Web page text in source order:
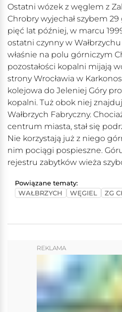
Ostatni wózek z węglem z
Chrobry wyjechał szybem 29
pięć lat później, w marcu
ostatni czynny w
właśnie na polu górniczym
pozostałości kopalni mijają
strony Wrocławia w
kolejowa do Jeleniej Góry
kopalni. Tuż obok niej
Wałbrzych Fabryczny.
centrum miasta, stał się
Nie korzystają już z niego
nim pociągi pospieszne.
rejestru zabytków wieża
Powiązane tematy:
WAŁBRZYCH
WĘGIEL ZG
REKLAMA